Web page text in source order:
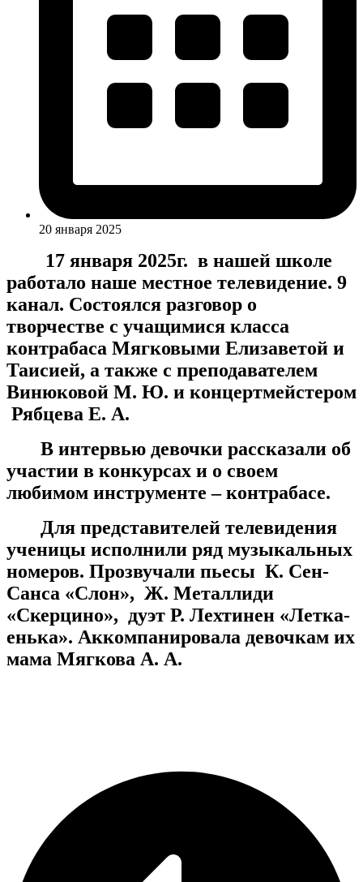
20 января 2025
17 января 2025г. в нашей школе
работало наше местное телевидение. 9
канал. Состоялся разговор о
творчестве с учащимися класса
контрабаса Мягковыми Елизаветой и
Таисией, а также с преподавателем
Винюковой М. Ю. и концертмейстером
Рябцева Е. А.
В интервью девочки рассказали об
участии в конкурсах и о своем
любимом инструменте – контрабасе.
Для представителей телевидения
ученицы исполнили ряд музыкальных
номеров. Прозвучали пьесы К. Сен-
Санса «Слон», Ж. Металлиди
«Скерцино», дуэт Р. Лехтинен «Летка-
енька». Аккомпанировала девочкам их
мама Мягкова А. А.